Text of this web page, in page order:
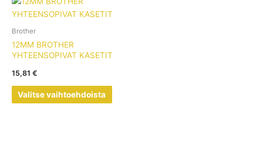
Brother
12MM BROTHER
YHTEENSOPIVAT KASETIT
15,81 €
Valitse vaihtoehdoista
tuotteella
muunnelma.
tuotteen